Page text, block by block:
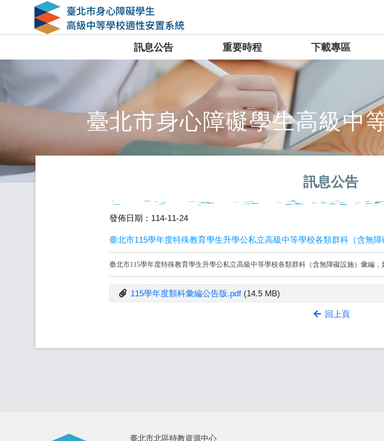
訊息公告 重要時程 下載專區
臺北市身心障礙學生高級中
訊息公告
發佈日期：114-11-24
臺北市115學年度特殊教育學生升學公私立高級中等學校各類群科（含無
臺北市115學年度特殊教育學生升學公私立高級中等學校各類群科（含無障礙設施）彙編，
115學年度類科彙編公告版.pdf (14.5 MB)
回上頁
臺北市北區特教資源中心